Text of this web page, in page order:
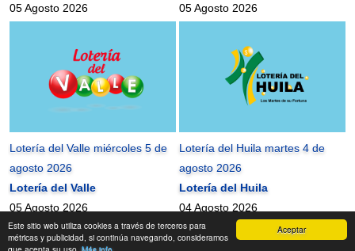
Aceptar
Este sitio web utiliza cookies a través de terceros para
métricas y publicidad, si continúa navegando, consideramos
05 Agosto 2026
05 Agosto 2026
Lotería del Valle miércoles 5 de
agosto 2026
Lotería del Valle
05 Agosto 2026
Lotería del Huila martes 4 de
agosto 2026
Lotería del Huila
04 Agosto 2026
mundonets2010-2026 ©